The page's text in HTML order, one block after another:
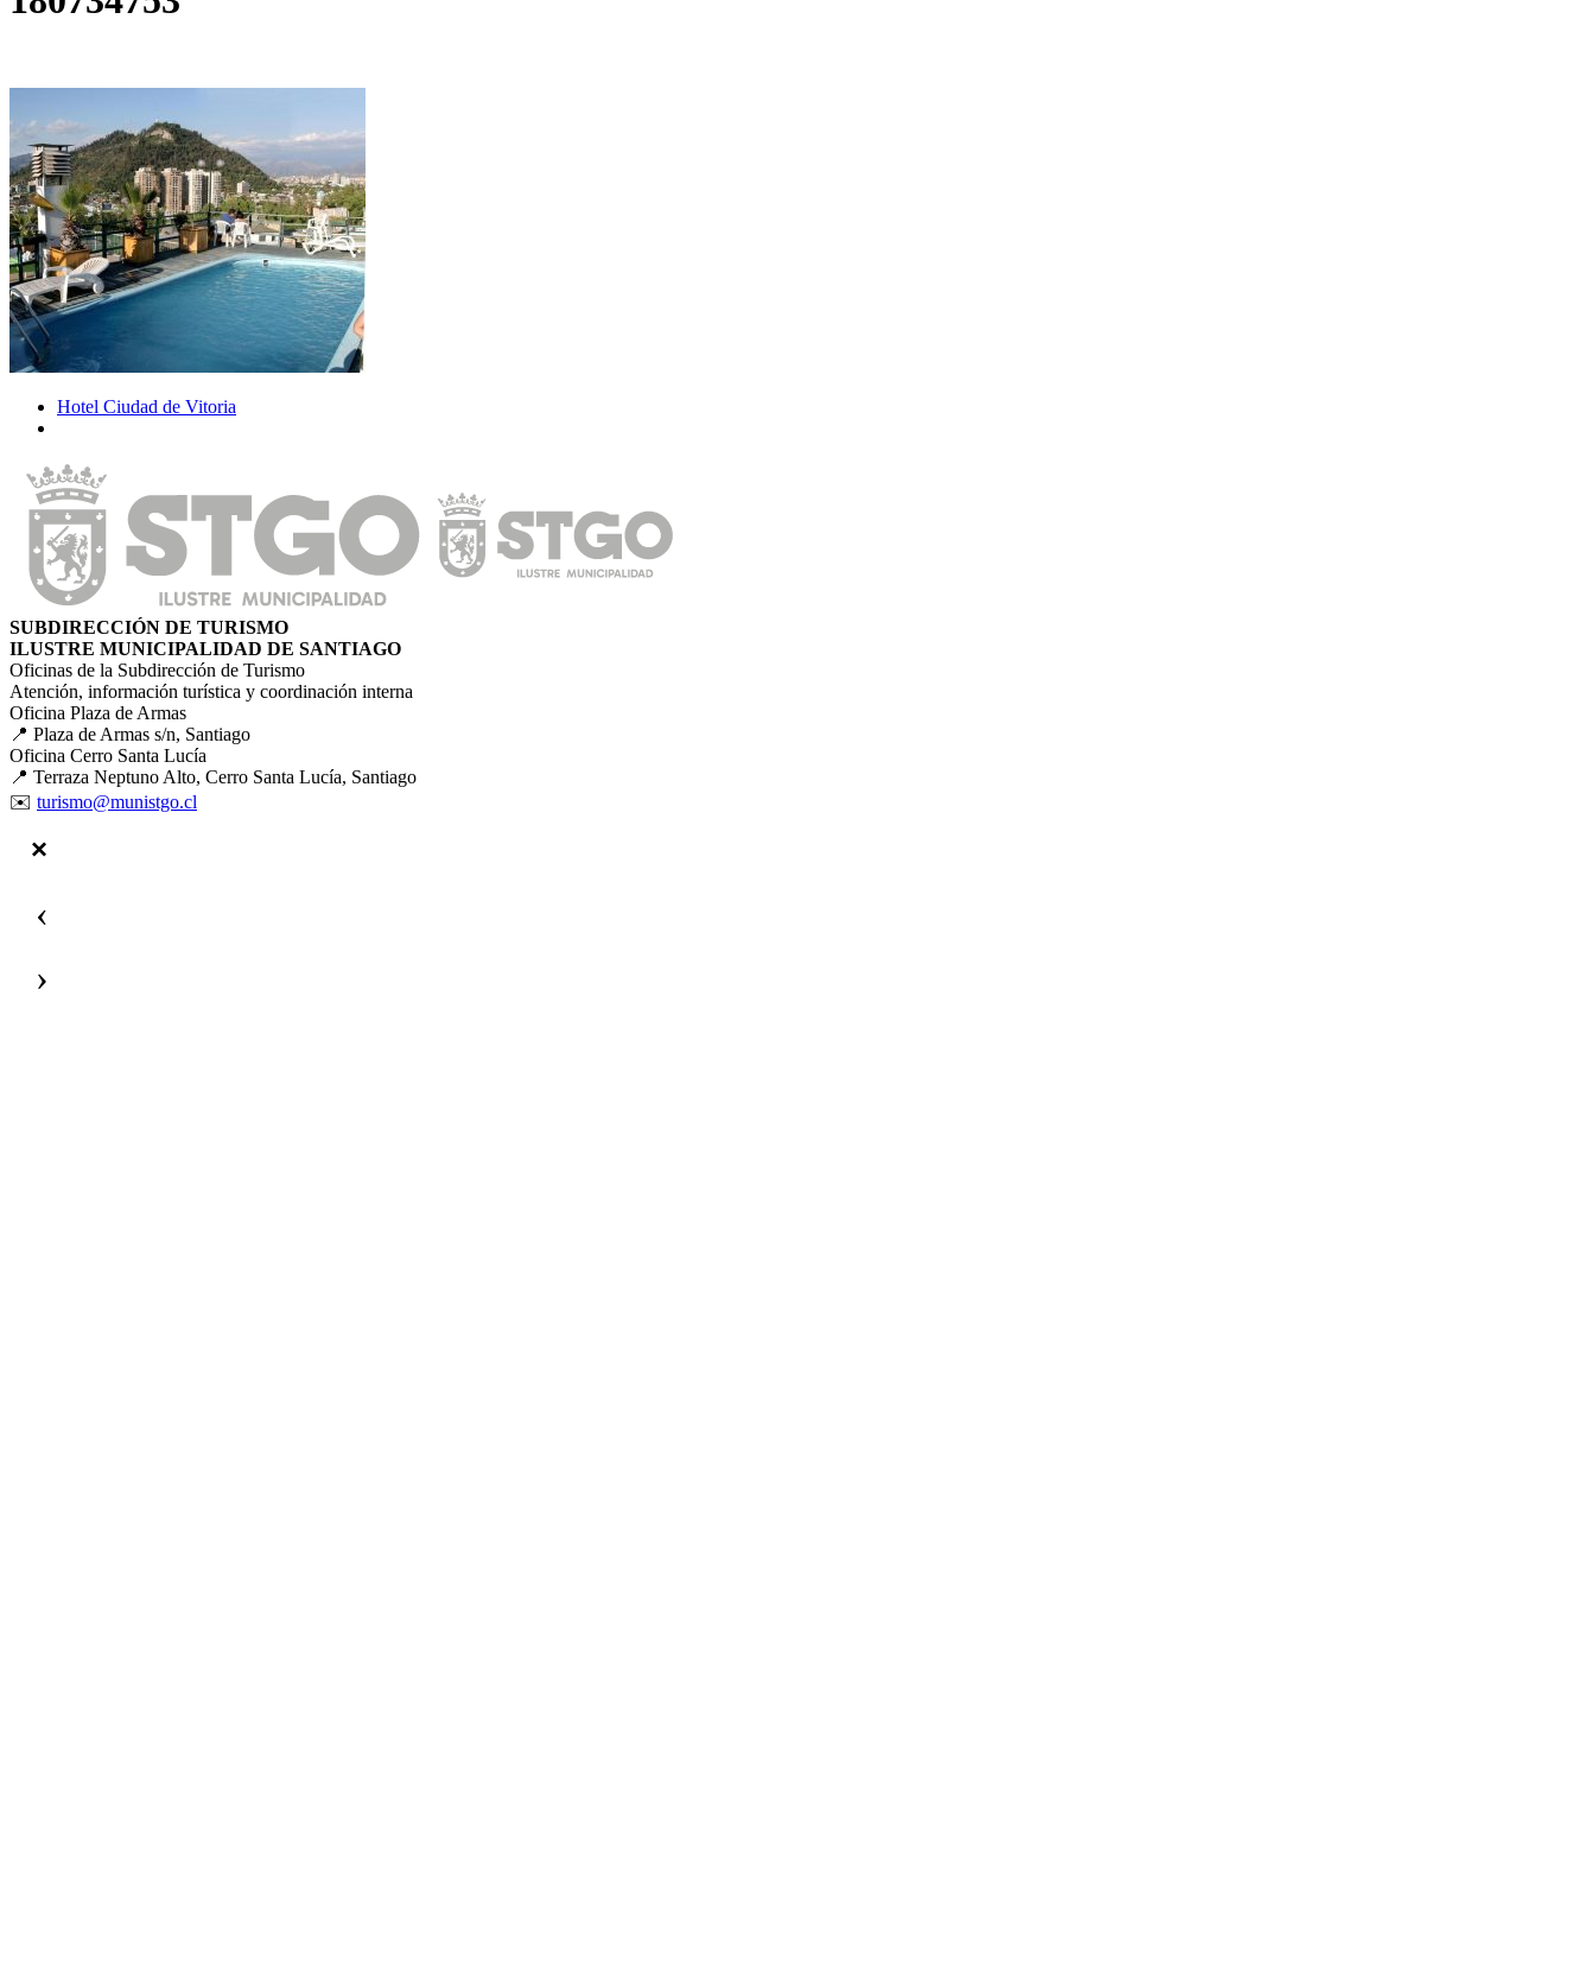
Hotel Ciudad de Vitoria
SUBDIRECCIÓN DE TURISMO
ILUSTRE MUNICIPALIDAD DE SANTIAGO
Oficinas de la Subdirección de Turismo
Atención, información turística y coordinación interna
Oficina Plaza de Armas
📍 Plaza de Armas s/n, Santiago
Oficina Cerro Santa Lucía
📍 Terraza Neptuno Alto, Cerro Santa Lucía, Santiago
✉️ turismo@munistgo.cl
‹
›